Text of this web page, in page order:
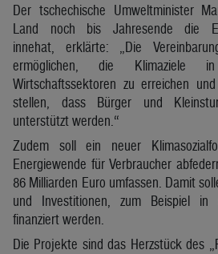
Der tschechische Umweltminister
Land noch bis Jahresende die
innehat, erklärte: „Die
ermöglichen, die Klimaziele
Wirtschaftssektoren zu erreichen
stellen, dass Bürger und
unterstützt werden.“
Zudem soll ein neuer
Energiewende für Verbraucher
86 Milliarden Euro umfassen. Damit
und Investitionen, zum Beispiel in
finanziert werden.
Die Projekte sind das Herzstück des